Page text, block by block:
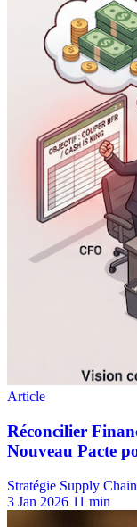
Stratégie Supply Chain
3 Jan 2026 11 min